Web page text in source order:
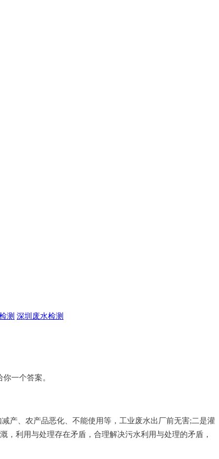
测 深圳废水检测
一个答案。
、农产品恶化、不能使用等，工业废水出厂前无害;二是灌
利用与处理存在矛盾，合理解决污水利用与处理的矛盾，